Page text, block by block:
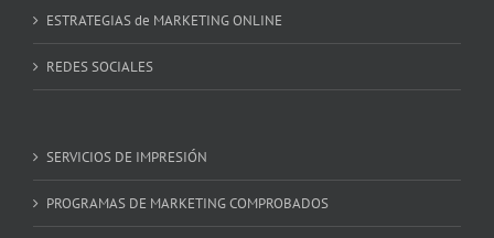
ESTRATEGIAS de MARKETING ONLINE
REDES SOCIALES
SERVICIOS DE IMPRESIÓN
PROGRAMAS DE MARKETING COMPROBADOS